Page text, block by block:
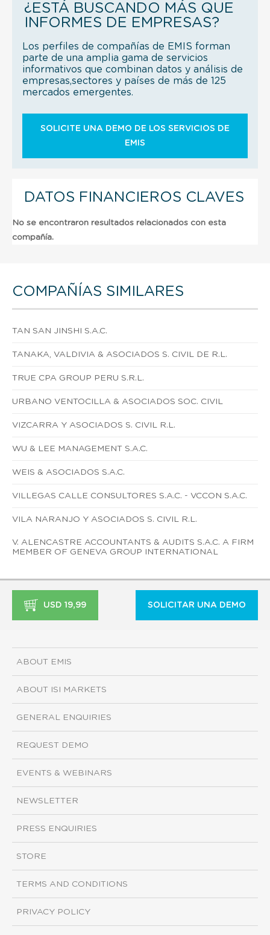
¿ESTÁ BUSCANDO MÁS QUE
INFORMES DE EMPRESAS?
Los perfiles de compañías de EMIS forman
parte de una amplia gama de servicios
informativos que combinan datos y análisis de
empresas,sectores y países de más de 125
mercados emergentes.
SOLICITE UNA DEMO DE LOS SERVICIOS DE
EMIS
DATOS FINANCIEROS CLAVES
No se encontraron resultados relacionados con esta
compañía.
COMPAÑÍAS SIMILARES
TAN SAN JINSHI S.A.C.
TANAKA, VALDIVIA & ASOCIADOS S. CIVIL DE R.L.
TRUE CPA GROUP PERU S.R.L.
URBANO VENTOCILLA & ASOCIADOS SOC. CIVIL
VIZCARRA Y ASOCIADOS S. CIVIL R.L.
WU & LEE MANAGEMENT S.A.C.
WEIS & ASOCIADOS S.A.C.
VILLEGAS CALLE CONSULTORES S.A.C. - VCCON S.A.C.
VILA NARANJO Y ASOCIADOS S. CIVIL R.L.
V. ALENCASTRE ACCOUNTANTS & AUDITS S.A.C. A FIRM
MEMBER OF GENEVA GROUP INTERNATIONAL
USD 19,99 SOLICITAR UNA DEMO
ABOUT EMIS
ABOUT ISI MARKETS
GENERAL ENQUIRIES
REQUEST DEMO
EVENTS & WEBINARS
NEWSLETTER
PRESS ENQUIRIES
STORE
TERMS AND CONDITIONS
PRIVACY POLICY